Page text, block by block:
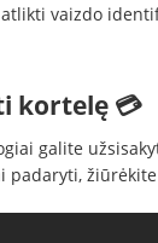
vaizdo
kortelę 💳
galite
padaryti, žiūrėkite